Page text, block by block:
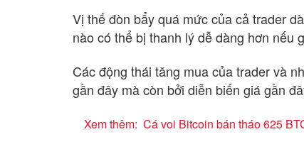
Vị thế đòn bẩy quá mức của cả trader
nào có thể bị thanh lý dễ dàng hơn nếu
Các động thái tăng mua của trader và
gần đây mà còn bởi diễn biến giá gần
Xem thêm: Cá voi Bitcoin bán tháo 625